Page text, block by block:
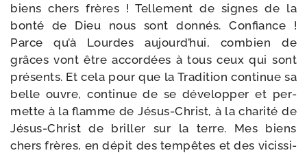
biens chers frères ! Tellement de signes de la
bon­té de Dieu nous sont don­nés. Confiance !
Parce qu’à Lourdes aujourd’­hui, com­bien de
grâces vont être accor­dées à tous ceux qui sont
pré­sents. Et cela pour que la Tradition conti­nue sa
belle ouvre, conti­nue de se déve­lop­per et per­
mette à la flamme de Jésus-​Christ, à la cha­ri­té de
Jésus-​Christ de briller sur la terre. Mes biens
chers frères, en dépit des tem­pêtes et des vicis­si­